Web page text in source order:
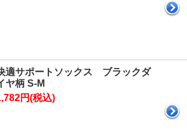
適サポートソックス ブラックダ
ヤ柄 S-M
円(税込)